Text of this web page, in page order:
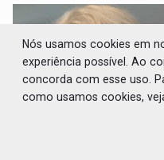
Nós usamos cookies em
experiência possível. Ao
concorda com esse uso.
como usamos cookies,